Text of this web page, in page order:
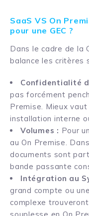
SaaS VS On
pour une GEC ?
Dans le cadre de la
balance les critères
Confidentialité
pas forcément
Premise. Mieux vaut
installation interne
Volumes : Pour
au On Premise.
documents sont
bande passante
Intégration au
grand compte ou
complexe